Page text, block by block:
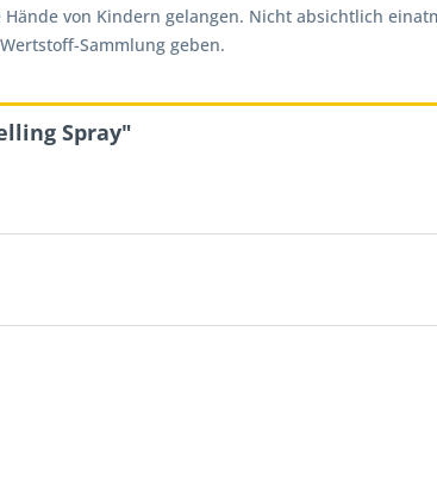
von Kindern gelangen. Nicht absichtlich
Sammlung geben.
Spray"